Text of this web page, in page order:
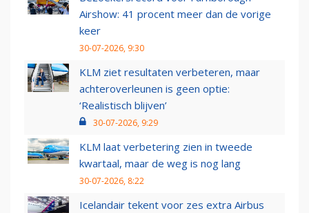
Airshow: 41 procent meer dan de vorige
keer
30-07-2026, 9:30
KLM ziet resultaten verbeteren, maar
achteroverleunen is geen optie:
‘Realistisch blijven’
30-07-2026, 9:29
KLM laat verbetering zien in tweede
kwartaal, maar de weg is nog lang
30-07-2026, 8:22
Icelandair tekent voor zes extra Airbus